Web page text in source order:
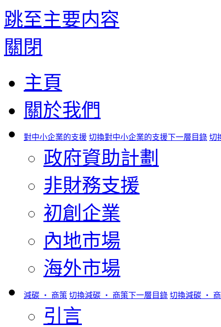
跳至主要内容
關閉
主頁
關於我們
對中小企業的支援 切換對中小企業的支援下一層目錄 切
政府資助計劃
非財務支援
初創企業
內地市場
海外市場
減碳 ‧ 商策 切換減碳 ‧ 商策下一層目錄 切換減碳 ‧
引言